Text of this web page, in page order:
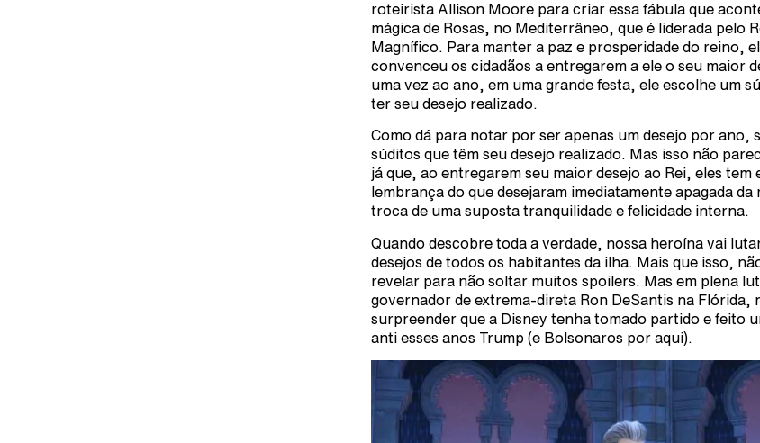
roteirista Allison Moore para criar essa fábula que
mágica de Rosas, no Mediterrâneo, que é liderada pelo
Magnífico. Para manter a paz e prosperidade do reino,
convenceu os cidadãos a entregarem a ele o seu maior
uma vez ao ano, em uma grande festa, ele escolhe um
ter seu desejo realizado.
Como dá para notar por ser apenas um desejo por ano,
súditos que têm seu desejo realizado. Mas isso não
já que, ao entregarem seu maior desejo ao Rei, eles tem
lembrança do que desejaram imediatamente apagada da
troca de uma suposta tranquilidade e felicidade interna.
Quando descobre toda a verdade, nossa heroína vai
desejos de todos os habitantes da ilha. Mais que isso,
revelar para não soltar muitos spoilers. Mas em plena
governador de extrema-direta Ron DeSantis na Flórida,
surpreender que a Disney tenha tomado partido e feito
anti esses anos Trump (e Bolsonaros por aqui).